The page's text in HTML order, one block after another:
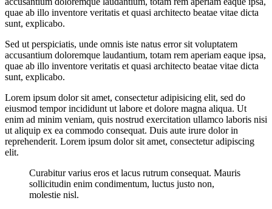
quae ab illo inventore veritatis et quasi architecto beatae vitae dicta
sunt, explicabo.
Sed ut perspiciatis, unde omnis iste natus error sit voluptatem
accusantium doloremque laudantium, totam rem aperiam eaque ipsa,
quae ab illo inventore veritatis et quasi architecto beatae vitae dicta
sunt, explicabo.
Lorem ipsum dolor sit amet, consectetur adipisicing elit, sed do
eiusmod tempor incididunt ut labore et dolore magna aliqua. Ut
enim ad minim veniam, quis nostrud exercitation ullamco laboris nisi
ut aliquip ex ea commodo consequat. Duis aute irure dolor in
reprehenderit. Lorem ipsum dolor sit amet, consectetur adipiscing
elit.
Curabitur varius eros et lacus rutrum consequat. Mauris
sollicitudin enim condimentum, luctus justo non,
molestie nisl.